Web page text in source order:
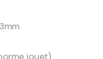
jouet)